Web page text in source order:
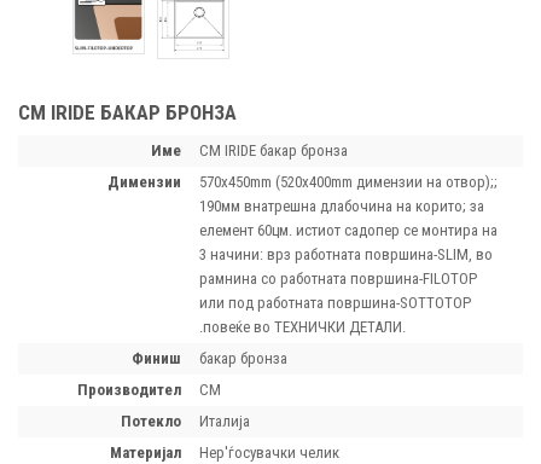
CM IRIDE БАКАР БРОНЗА
Име
CM IRIDE бакар бронза
димензии
570x450mm (520x400mm димензии на отвор);;
190мм внатрешна длабочина на корито; за
елемент 60цм. истиот садопер се монтира на
3 начини: врз работната површина-SLIM, во
рамнина со работната површина-FILOTOP
или под работната површина-SOTTOTOP
.повеќе во ТЕХНИЧКИ ДЕТАЛИ.
финиш
бакар бронза
производител
CM
потекло
Италија
материјал
Нер'ѓосувачки челик